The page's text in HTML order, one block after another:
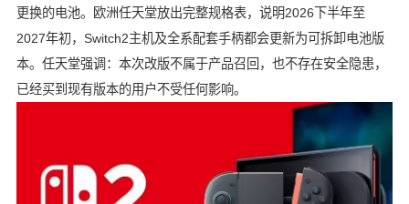
更换的电池。欧洲任天堂放出完整规格表，说明2026下半年至
2027年初，Switch2主机及全系配套手柄都会更新为可拆卸电池版
本。任天堂强调：本次改版不属于产品召回，也不存在安全隐患，
已经买到现有版本的用户不受任何影响。